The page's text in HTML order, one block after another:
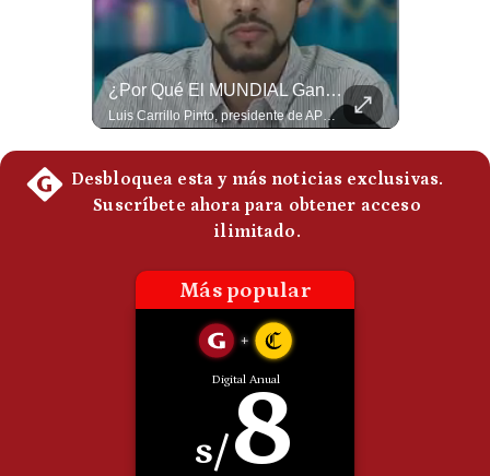
¿Por Qué El MUNDIAL Gana Menos Que La NFL? | #EnClaveEconómica
Luis Carrillo Pinto, presidente de APEMD,compara el negocio de la Copa del Mundo con las principales ligas estadounidenses: la FIFA recauda alrededor de US$15,000 millones en cuatro años, mientras que la NFL genera cerca de US$20,000 millones en solo un año. El Presidente de la Asociación Peruana de Marketing Deportivo explica los planes de Infantino para vender el 20% de una nueva empresa encargada de los activos comerciales del Mundial. #FIFA #NFL #MarketingDeportivo #LuisCarrilloPinto #APEMD #Mundial #Futbol #Deportes #Negocios #Shorts 👉 Suscríbete y activa la campana para no perderte nuestro análisis diario. 🌎 Síguenos en nuestras redes sociales: 📌 Web oficial: https://gestion.pe/mundo/ 📌 LinkedIn: http://bit.ly/3HYIET0 📌 X (Twitter): http://bit.ly/4noZtX9 📌 TikTok: http://bit.ly/4evB6TO